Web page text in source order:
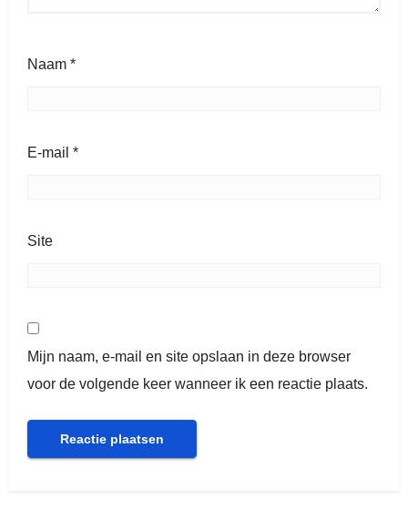
Naam *
E-mail *
Site
Mijn naam, e-mail en site opslaan in deze browser
voor de volgende keer wanneer ik een reactie plaats.